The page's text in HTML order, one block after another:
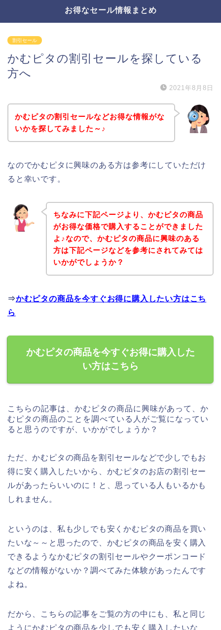
お得なセール情報まとめ
割引セール
かむピタの割引セールを探している
方へ
2021年8月8日
かむピタの割引セールなどお得な情報がな
いかを探してみました～♪
なのでかむピタに興味のある方は参考にしていただけ
ると幸いです。
ちなみに下記ページより、かむピタの商品
がお得な価格で購入することができました
よ♪なので、かむピタの商品に興味のある
方は下記ページなどを参考にされてみては
いかがでしょうか？
⇒かむピタの商品を今すぐお得に購入したい方はこち
ら
かむピタの商品を今すぐお得に購入した
い方はこちら
こちらの記事は、かむピタの商品に興味があって、か
むピタの商品のことを調べている人がご覧になってい
ると思うのですが、いかがでしょうか？
ただ、かむピタの商品を割引セールなどで少しでもお
得に安く購入したいから、かむピタのお店の割引セー
ルがあったらいいのに！と、思っている人もいるかも
しれません。
というのは、私も少しでも安くかむピタの商品を買い
たいな～～と思ったので、かむピタの商品を安く購入
できるようなかむピタの割引セールやクーポンコード
などの情報がないか？調べてみた体験があったんです
よね。
だから、こちらの記事をご覧の方の中にも、私と同じ
ようにかむピタの商品を少しでも安く購入したいな